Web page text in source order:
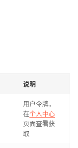
说明
用户令牌，
在个人中心
页面查看获
取